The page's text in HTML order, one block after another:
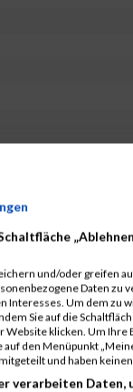
und/oder greifen
Daten zu
Interesses. Um dem zu
Sie auf die
Website klicken. Um
auf den Menüpunkt
und haben
verarbeiten Daten,